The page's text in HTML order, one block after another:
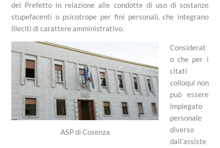
del Prefetto in relazione alle condotte di uso di sostanze
stupefacenti o psicotrope per fini personali, che integrano
illeciti di carattere amministrativo.
ASP di Cosenza
Considerat
o che per i
citati
colloqui non
può essere
impiegato
personale
diverso
dall’assiste